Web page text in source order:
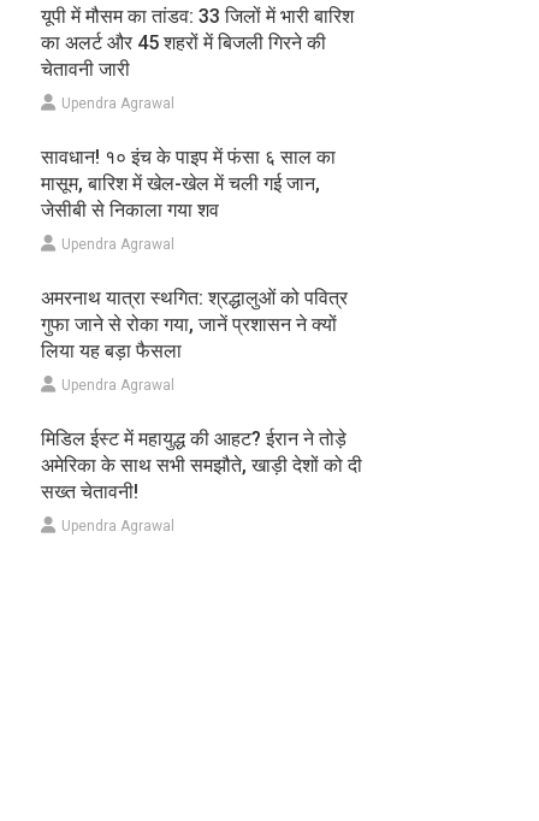
यूपी में मौसम का तांडव: 33 जिलों में भारी बारिश
का अलर्ट और 45 शहरों में बिजली गिरने की
चेतावनी जारी
Upendra Agrawal
सावधान! १० इंच के पाइप में फंसा ६ साल का
मासूम, बारिश में खेल-खेल में चली गई जान,
जेसीबी से निकाला गया शव
Upendra Agrawal
अमरनाथ यात्रा स्थगित: श्रद्धालुओं को पवित्र
गुफा जाने से रोका गया, जानें प्रशासन ने क्यों
लिया यह बड़ा फैसला
Upendra Agrawal
मिडिल ईस्ट में महायुद्ध की आहट? ईरान ने तोड़े
अमेरिका के साथ सभी समझौते, खाड़ी देशों को दी
सख्त चेतावनी!
Upendra Agrawal